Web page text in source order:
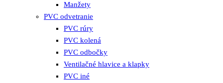
Manžety
PVC odvetranie
PVC rúry
PVC kolená
PVC odbočky
Ventilačné hlavice a klapky
PVC iné